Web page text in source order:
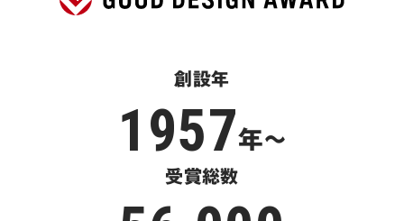
創設年
1957年〜
受賞総数